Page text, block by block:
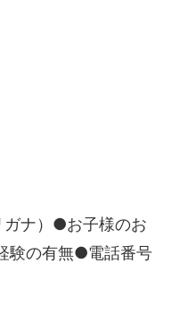
ナ）●お子様のお
験の有無●電話番号